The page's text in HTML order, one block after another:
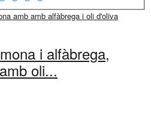
i alfàbrega,
oli...